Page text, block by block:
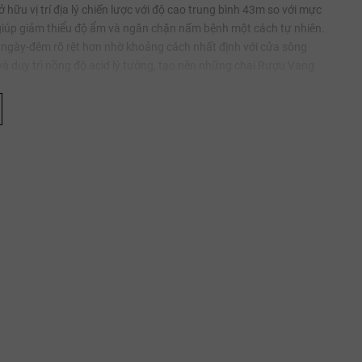
vị trí địa lý chiến lược với độ cao trung bình 43m so với mực
giảm thiểu độ ẩm và ngăn chặn nấm bệnh một cách tự nhiên.